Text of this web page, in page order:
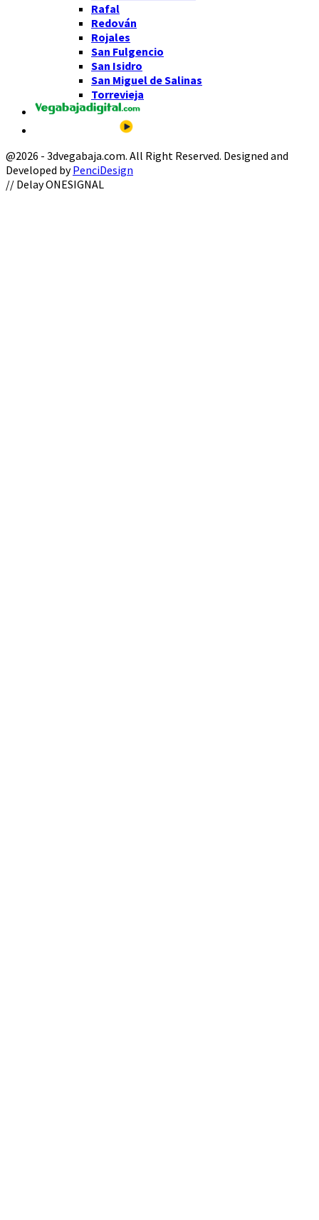
Rafal
Redován
Rojales
San Fulgencio
San Isidro
San Miguel de Salinas
Torrevieja
@2026 - 3dvegabaja.com. All Right Reserved. Designed and
Developed byPenciDesign
Facebook
Twitter
Instagram
Youtube
Email
// Delay ONESIGNAL